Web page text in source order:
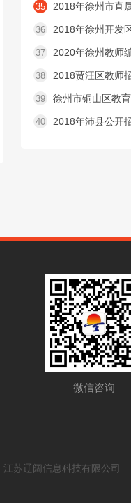
35 2018年徐州市直
36 2018年徐州开发
37 2020年徐州教师编
38 2018贾汪区教师招聘报
39 徐州市铜山区教育系统
40 2018年沛县公开
微信咨询
江苏辽阔信息科技有限公司